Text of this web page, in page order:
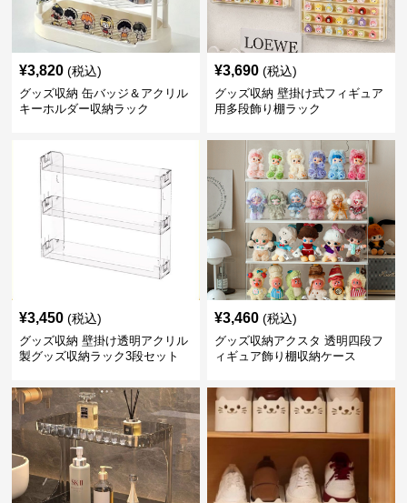
¥3,820 (税込)
グッズ収納 缶バッジ＆アクリル
キーホルダー収納ラック
¥3,690 (税込)
グッズ収納 壁掛け式フィギュア
用多段飾り棚ラック
¥3,450 (税込)
グッズ収納 壁掛け透明アクリル
製グッズ収納ラック3段セット
¥3,460 (税込)
グッズ収納アクスタ 透明四段フ
ィギュア飾り棚収納ケース